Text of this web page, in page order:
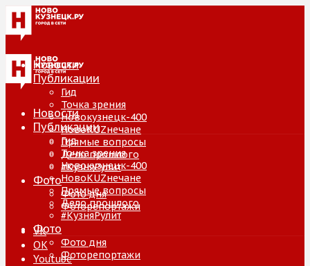
Новости
Публикации
Гид
Точка зрения
Новокузнецк-400
НовоKUZнечане
Прямые вопросы
Дело прошлого
#КузняРулит
Фото
Фото дня
Фоторепортажи
VK
ОК
Youtube
Новости
Публикации
Гид
Точка зрения
Новокузнецк-400
НовоKUZнечане
Прямые вопросы
Дело прошлого
#КузняРулит
Фото
Фото дня
Фоторепортажи